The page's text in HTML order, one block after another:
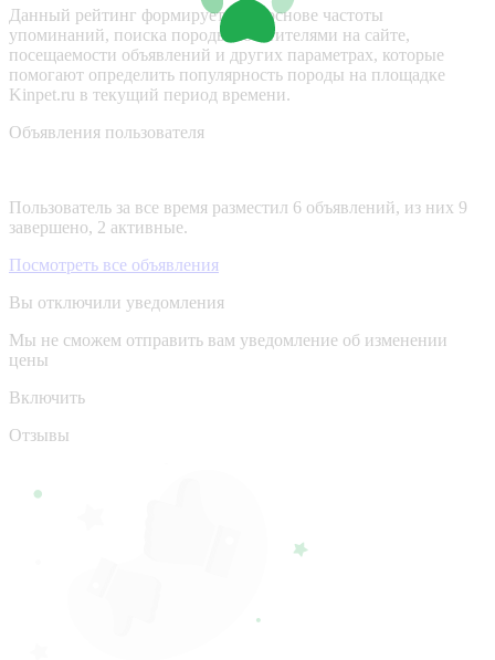
Данный рейтинг формируется на основе частоты
упоминаний, поиска породы посетителями на сайте,
посещаемости объявлений и других параметрах, которые
помогают определить популярность породы на площадке
Kinpet.ru в текущий период времени.
Объявления пользователя
Пользователь за все время разместил 6 объявлений, из них 9
завершено, 2 активные.
Посмотреть все объявления
Вы отключили уведомления
Мы не сможем отправить вам уведомление об изменении
цены
Включить
Отзывы